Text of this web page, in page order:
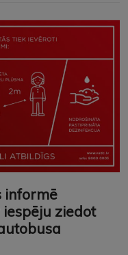
informē
ziedot